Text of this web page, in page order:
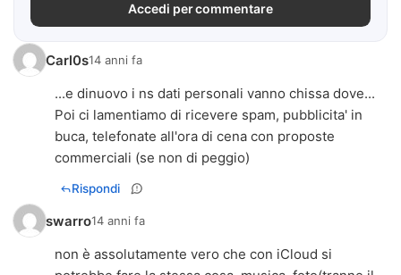
Accedi per commentare
Carl0s14 anni fa
...e dinuovo i ns dati personali vanno chissa dove...
Poi ci lamentiamo di ricevere spam, pubblicita' in
buca, telefonate all'ora di cena con proposte
commerciali (se non di peggio)
Rispondi
swarro14 anni fa
non è assolutamente vero che con iCloud si